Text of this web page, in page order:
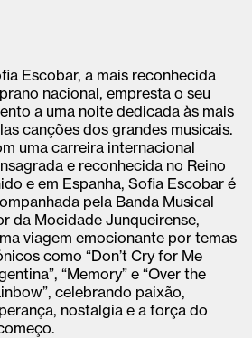
Escobar, a mais reconhecida
nacional, empresta o seu
a uma noite dedicada às mais
canções dos grandes musicais.
uma carreira internacional
e reconhecida no Reino
e em Espanha, Sofia Escobar é
pela Banda Musical
da Mocidade Junqueirense,
viagem emocionante por temas
como “Don’t Cry for Me
“Memory” e “Over the
celebrando paixão,
nostalgia e a força do